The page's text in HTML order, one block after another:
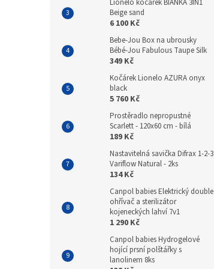
Beige sand
6 100 Kč
Bebe-Jou Box na ubrousky
Bébé-Jou Fabulous Taupe Silk
349 Kč
Kočárek Lionelo AZURA onyx
black
5 760 Kč
Prostěradlo nepropustné
Scarlett - 120x60 cm - bílá
189 Kč
Nastavitelná savička Difrax 1-2-3
Variflow Natural - 2ks
134 Kč
Canpol babies Elektrický double
ohřívač a sterilizátor
kojeneckých lahví 7v1
1 290 Kč
Canpol babies Hydrogelové
hojící prsní polštářky s
lanolinem 8ks